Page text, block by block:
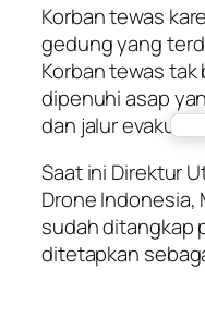
Korban tewas
gedung yang
Korban tewas
dipenuhi asap
dan jalur evakuasi
Saat ini Direktur
Drone Indonesia,
sudah ditangkap
ditetapkan